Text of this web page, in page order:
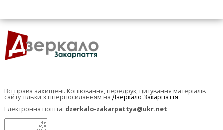
Всі права захищені. Копіювання, передрук, цитування матеріалів
сайту тільки з гіперпосиланням на Дзеркало Закарпаття
Електронна пошта: dzerkalo-zakarpattya@ukr.net